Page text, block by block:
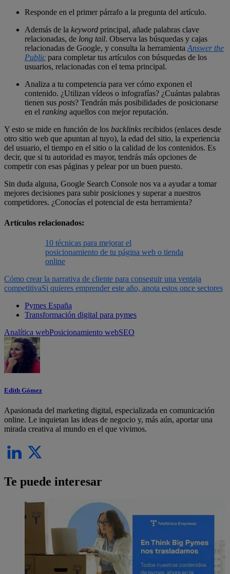
Responde en el primer párrafo a la pregunta del artículo.
Además de la keyword principal, añade palabras clave
relacionadas, de long tail. Observa las búsquedas y cajas
relacionadas de Google, y consulta la herramienta Answer the
Public para completar tus artículos con búsquedas de los
usuarios, relacionadas con el tema principal.
Analiza a tu competencia para ver cómo exponen el
contenido. ¿Utilizan vídeos o infografías? ¿Cuántas palabras
tienen sus posts? Tendrán más posibilidades de posicionarse
en el ranking aquellos con mejor reputación.
Y esto se mide en función de los backlinks recibidos (enlaces desde
otro sitio web que apuntan al tuyo), la edad del sitio, la experiencia
del usuario, el tiempo en el sitio o la calidad de los contenidos. Es
decir, que si tu autoridad es mayor, tendrás más opciones de
competir con esas páginas y pelear por un buen puesto.
Sin duda alguna, Google Search Console nos va a ayudar a tomar
mejores decisiones para subir posiciones y superar a nuestros
competidores. ¿Conocías el potencial de esta herramienta?
Artículos relacionados:
10 técnicas para mejorar el
posicionamiento de tu página web o tienda
online
Cómo crear la narrativa de cliente para conseguir una ventaja
competitivaSi quieres emprender este año, anota estos once sectores
Pymes España
Transformación digital para pymes
Analítica webPosicionamiento webSEO
Edith Gómez
Apasionada del marketing digital, especializada en comunicación
online. Le inquietan las ideas de negocio y, más aún, aportar una
mirada creativa al mundo en el que vivimos.
Te puede interesar